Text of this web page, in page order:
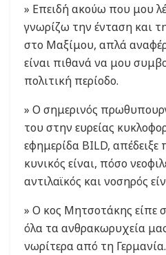
» Επειδή ακούω που μου
γνωρίζω την ένταση και
στο Μαξίμου, απλά
είναι πιθανά να μου
πολιτική περίοδο.
» Ο σημερινός
του στην ευρείας
εφημερίδα BILD, απέδειξε
κυνικός είναι, πόσο
αντιλαϊκός και νοσηρός
» Ο κος Μητσοτάκης είπε
όλα τα ανθρακωρυχεία
νωρίτερα από τη